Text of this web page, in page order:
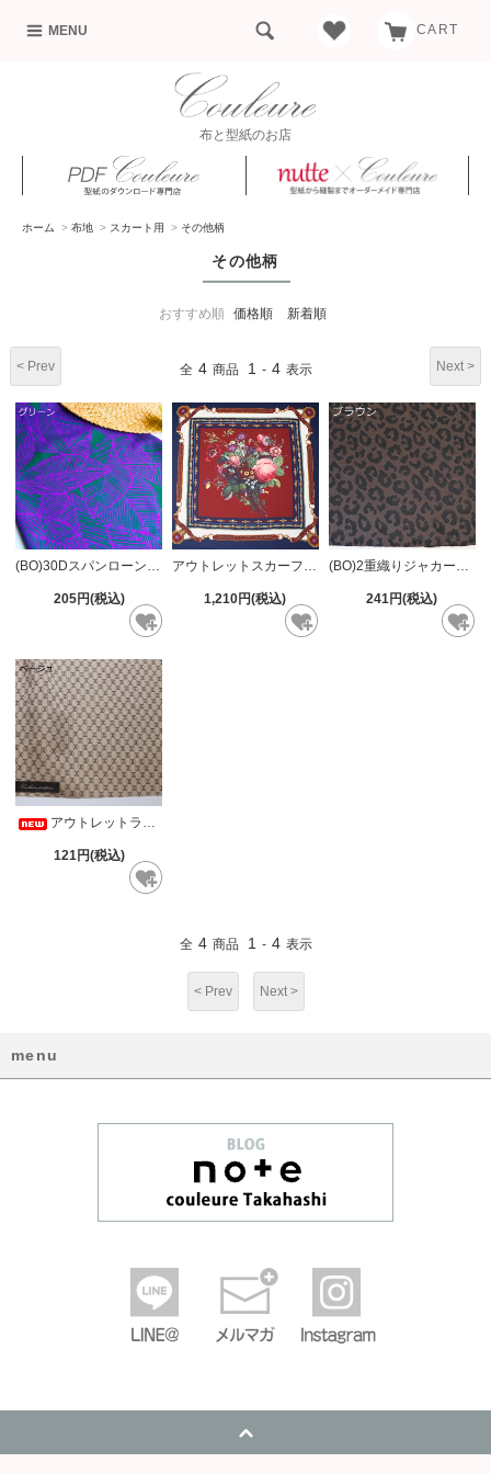
CART
MENU
布と型紙のお店
ホーム > 布地 > スカート用 > その他柄
その他柄
おすすめ順 価格順 新着順
< Prev Next >
全 4 商品 1 - 4 表示
(BO)30Dスパンローンリーフ全5色
205円(税込)
アウトレットスカーフモチーフ
1,210円(税込)
(BO)2重織りジャカードレオパード風
241円(税込)
アウトレットライトグログラン 全3色
121円(税込)
全 4 商品 1 - 4 表示
< Prev Next >
menu